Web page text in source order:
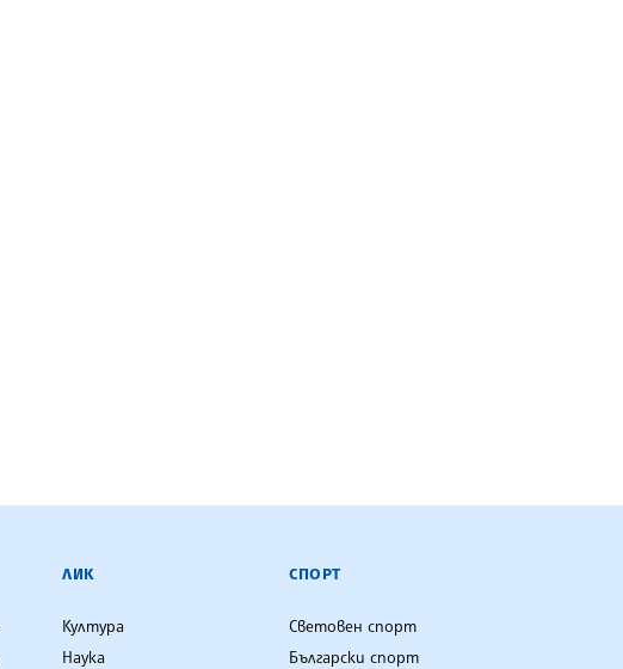
ЛИК
Култура
Наука
СПОРТ
Световен спорт
Български спорт